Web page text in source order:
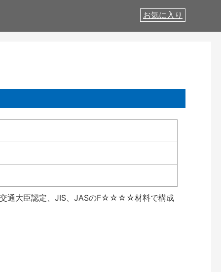
お気に入り
交通大臣認定、JIS、JASのF☆☆☆☆材料で構成